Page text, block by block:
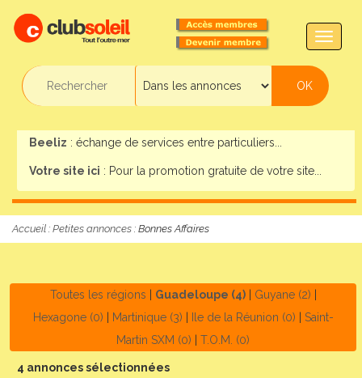
Beeliz : échange de services entre particuliers...
Votre site ici : Pour la promotion gratuite de votre site...
Accueil : Petites annonces : Bonnes Affaires
Toutes les régions Guadeloupe (4)| Guyane (2)
Hexagone (0)
Martinique (3) Ile de la Réunion (0)
Saint-
Martin SXM (0) |T.O.M. (0)
4 annonces sélectionnées